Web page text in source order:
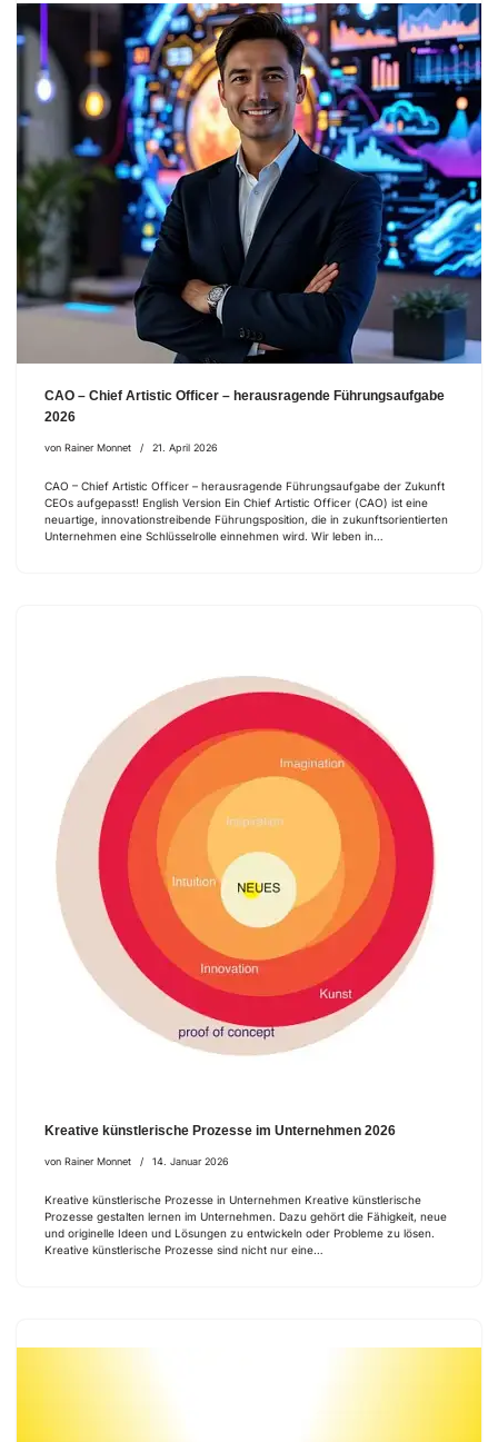
CAO – Chief Artistic Officer – herausragende Führungsaufgabe
2026
von Rainer Monnet 21. April 2026
CAO – Chief Artistic Officer – herausragende Führungsaufgabe der Zukunft
CEOs aufgepasst! English Version Ein Chief Artistic Officer (CAO) ist eine
neuartige, innovationstreibende Führungsposition, die in zukunftsorientierten
Unternehmen eine Schlüsselrolle einnehmen wird. Wir leben in…
Kreative künstlerische Prozesse im Unternehmen 2026
von Rainer Monnet 14. Januar 2026
Kreative künstlerische Prozesse in Unternehmen Kreative künstlerische
Prozesse gestalten lernen im Unternehmen. Dazu gehört die Fähigkeit, neue
und originelle Ideen und Lösungen zu entwickeln oder Probleme zu lösen.
Kreative künstlerische Prozesse sind nicht nur eine…